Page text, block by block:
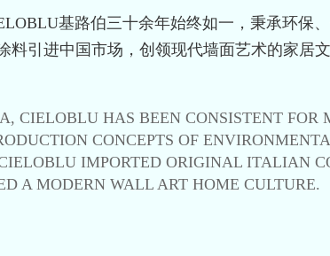
基路伯三十余年始终如一，秉承环保
料引进中国市场，创领现代墙面艺术的家居文
CIELOBLU HAS BEEN CONSISTENT FOR
CONCEPTS OF
IMPORTED ORIGINAL ITALIAN
A MODERN WALL ART HOME CULTURE.